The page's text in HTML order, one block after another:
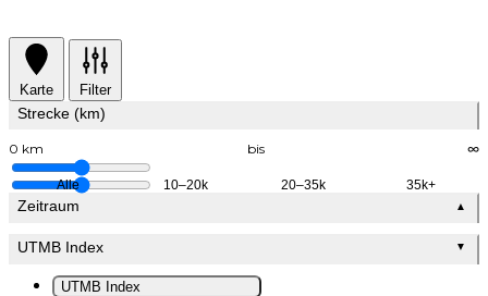
Karte Filter
Strecke (km)
0 km bis ∞
Alle 10–20k 20–35k 35k+
Zeitraum ▲
UTMB Index ▼
UTMB Index